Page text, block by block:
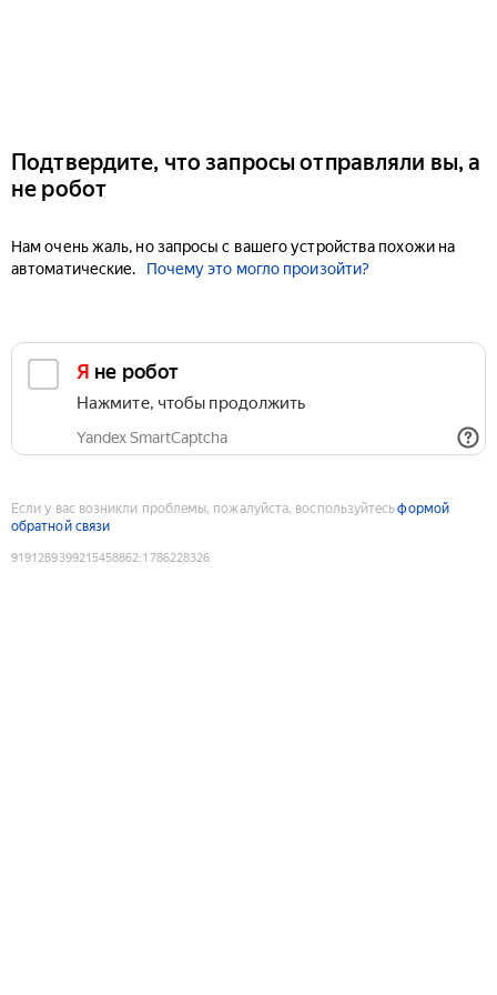
Подтвердите, что запросы отправляли вы, а
не робот
Нам очень жаль, но запросы с вашего устройства похожи на
автоматические.
Почему это могло произойти?
Я не робот
Нажмите, чтобы продолжить
Yandex SmartCaptcha
Если у вас возникли проблемы, пожалуйста, воспользуйтесьформой
обратной связи
9191289399215458862:1786228326